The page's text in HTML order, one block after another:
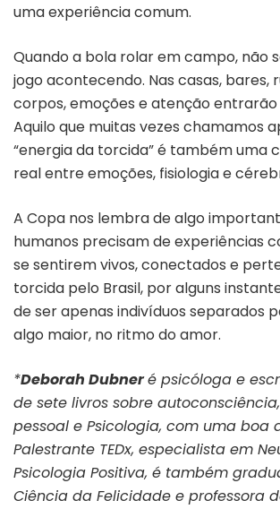
uma experiência comum.
Quando a bola rolar em campo, não
jogo acontecendo. Nas casas, bares,
corpos, emoções e atenção entrarão
Aquilo que muitas vezes chamamos
“energia da torcida” é também uma
real entre emoções, fisiologia e
A Copa nos lembra de algo
humanos precisam de experiências
se sentirem vivos, conectados e
torcida pelo Brasil, por alguns
de ser apenas indivíduos separados
algo maior, no ritmo do amor.
*Deborah Dubneré psicóloga e
de sete livros sobre
pessoal e Psicologia, com uma boa
Palestrante TEDx, especialista em
Psicologia Positiva, é também
Ciência da Felicidade e professora